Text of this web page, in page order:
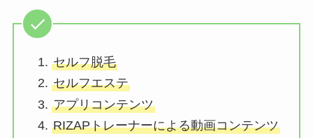
セルフ脱毛
セルフエステ
アプリコンテンツ
RIZAPトレーナーによる動画コンテンツ